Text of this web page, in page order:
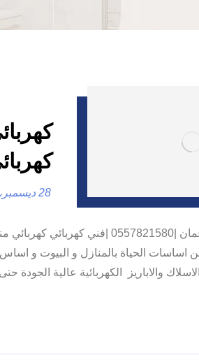
28 ديسمبر، 2024
كهربائي منازل في عجمان
اساسات الحياة بالمنازل و البيوت و
والاباريز الكهربائية عالية